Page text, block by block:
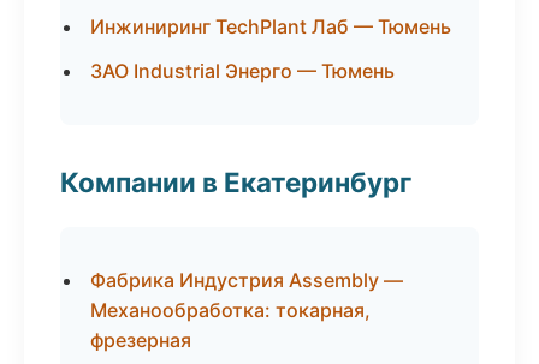
Инжиниринг TechPlant Лаб — Тюмень
ЗАО Industrial Энерго — Тюмень
Компании в Екатеринбург
Фабрика Индустрия Assembly —
Механообработка: токарная,
фрезерная